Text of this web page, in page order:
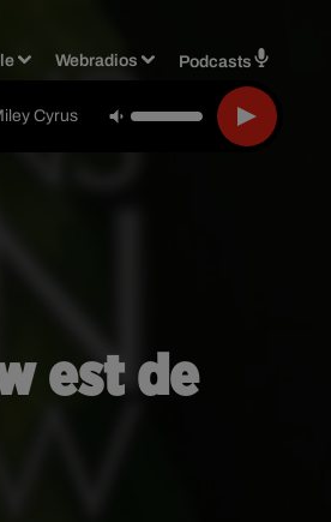
Webradios Podcasts
Cyrus
est de